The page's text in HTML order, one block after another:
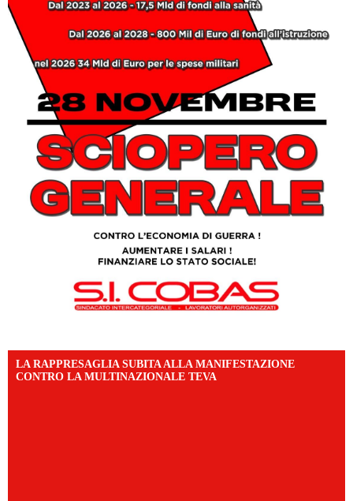
LA RAPPRESAGLIA SUBITA ALLA MANIFESTAZIONE
CONTRO LA MULTINAZIONALE TEVA